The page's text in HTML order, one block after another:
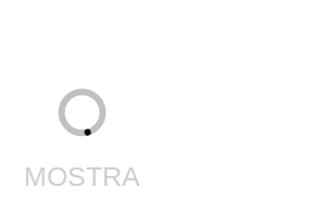
CURBATT
SANT′ANNA 2026
MOSTRA